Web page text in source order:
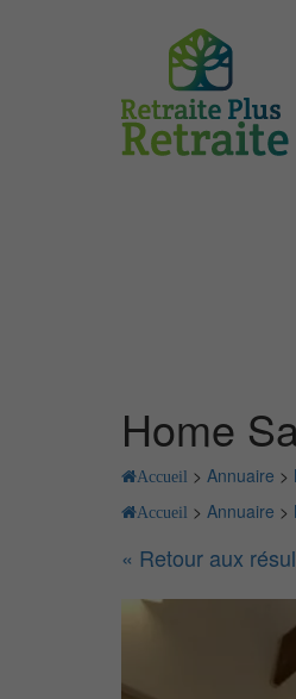
Home
Accueil > Annuaire >
Accueil > Annuaire >
« Retour aux